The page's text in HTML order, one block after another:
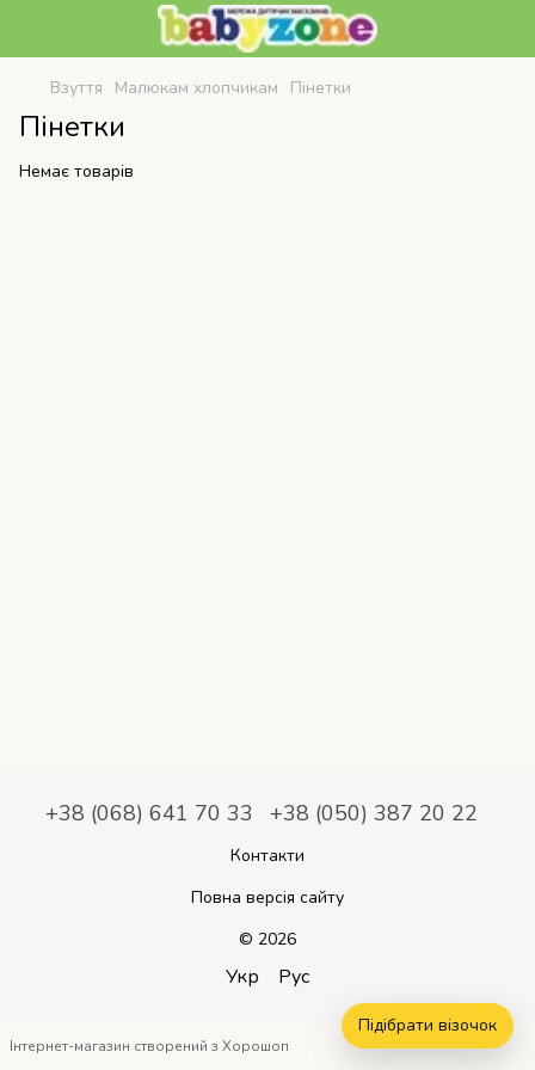
Взуття Малюкам хлопчикам Пінетки
Пінетки
Немає товарів
+38 (068) 641 70 33 +38 (050) 387 20 22
Контакти
Повна версія сайту
© 2026
Укр Рус
Інтернет-магазин створений з Хорошоп
Підібрати візочок